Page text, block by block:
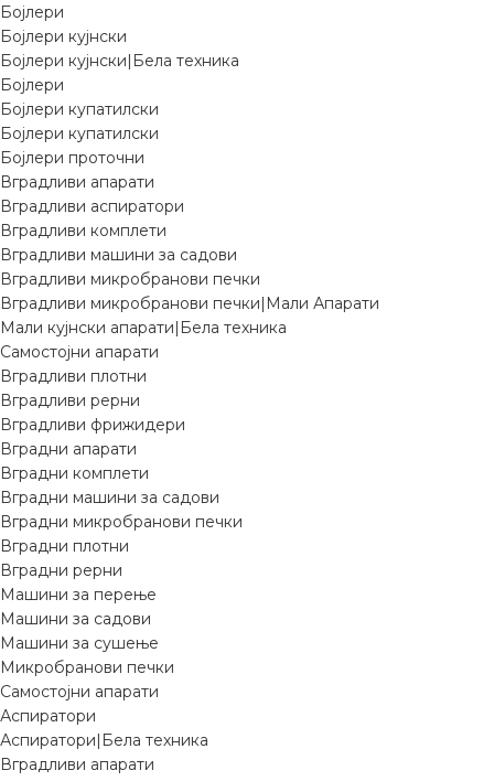
Бојлери
Бојлери кујнски
Бојлери кујнски|Бела техника
Бојлери
Бојлери купатилски
Бојлери купатилски
Бојлери проточни
Вградливи апарати
Вградливи аспиратори
Вградливи комплети
Вградливи машини за садови
Вградливи микробранови печки
Вградливи микробранови печки|Мали Апарати
Мали кујнски апарати|Бела техника
Самостојни апарати
Вградливи плотни
Вградливи рерни
Вградливи фрижидери
Вградни апарати
Вградни комплети
Вградни машини за садови
Вградни микробранови печки
Вградни плотни
Вградни рерни
Машини за перење
Машини за садови
Машини за сушење
Микробранови печки
Самостојни апарати
Аспиратори
Аспиратори|Бела техника
Вградливи апарати